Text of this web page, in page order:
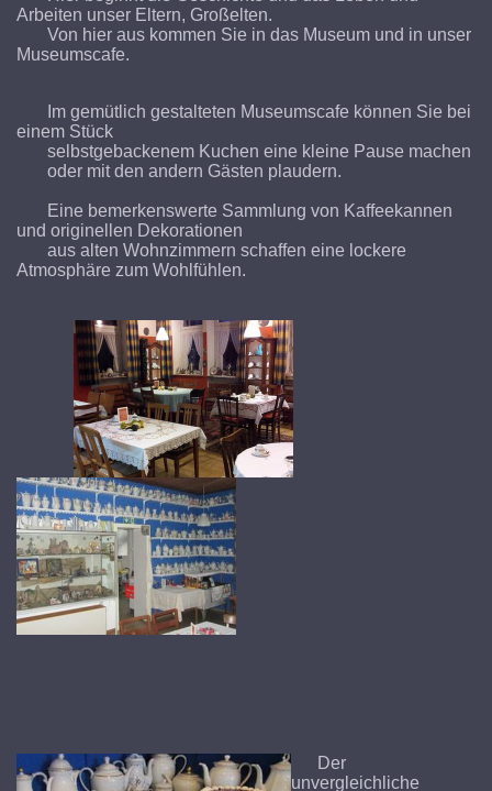
Arbeiten unser Eltern, Großelten.
Von hier aus kommen Sie in das Museum und in unser
Museumscafe.
Im gemütlich gestalteten Museumscafe können Sie bei
einem Stück
selbstgebackenem Kuchen eine kleine Pause machen
oder mit den andern Gästen plaudern.
Eine bemerkenswerte Sammlung von Kaffeekannen
und originellen Dekorationen
aus alten Wohnzimmern schaffen eine lockere
Atmosphäre zum Wohlfühlen.
Der
unvergleichliche